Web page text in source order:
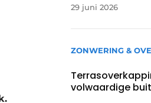
29 juni 2026
ZONWERING &
volwaardige